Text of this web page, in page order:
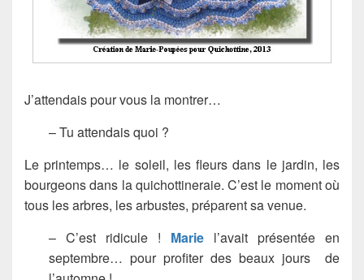
J’attendais pour vous la montrer…
– Tu attendais quoi ?
Le printemps… le soleil, les fleurs dans le jardin, les
bourgeons dans la quichottineraie. C’est le moment où
tous les arbres, les arbustes, préparent sa venue.
– C’est ridicule ! Marie l’avait présentée en
septembre… pour profiter des beaux jours de